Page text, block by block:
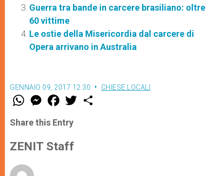
Guerra tra bande in carcere brasiliano: oltre
60 vittime
Le ostie della Misericordia dal carcere di
Opera arrivano in Australia
GENNAIO 09, 2017 12:30 CHIESE LOCALI
W
t
s
p
p
M
e
s
e
g
e
F
a
e
b
o
k
w
Share this Entry
ZENIT Staff